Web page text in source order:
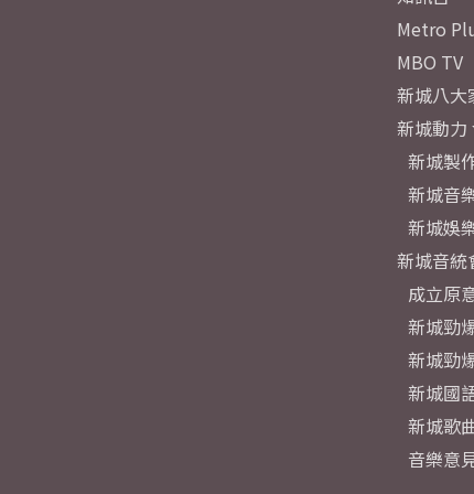
Metro
MBO TV
新城八大
新城動力
新城製
新城音
新城娛
新城音統
成立原
新城勁
新城勁
新城國
新城歌
音樂意